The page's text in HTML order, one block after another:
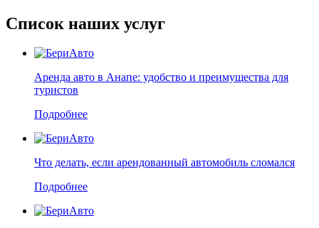
Список наших услуг
Аренда авто в Анапе: удобство и преимущества для
туристов
Подробнее
Что делать, если арендованный автомобиль сломался
Подробнее